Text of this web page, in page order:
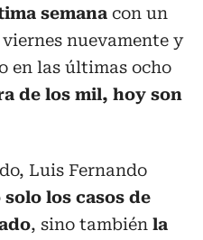
semana con un
nuevamente y
en las últimas ocho
de los mil, hoy son
Luis Fernando
solo los casos de
, sino también la